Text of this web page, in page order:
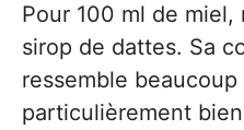
Pour 100 ml de
sirop de dattes. Sa
ressemble
particulièrement